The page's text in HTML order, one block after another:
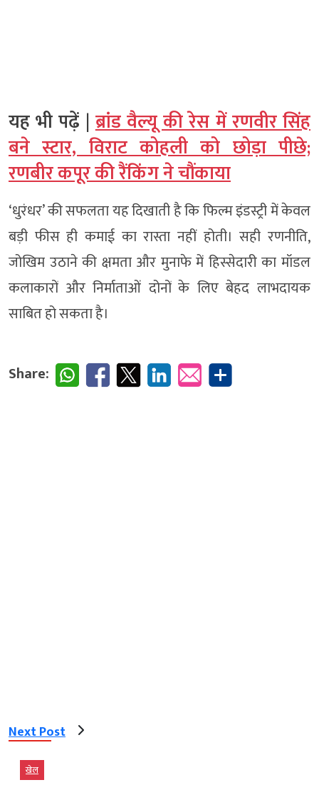
यह भी पढ़ें |ब्रांड वैल्यू की रेस में रणवीर सिंह
बने स्टार, विराट कोहली को छोड़ा पीछे;
रणबीर कपूर की रैंकिंग ने चौंकाया
‘धुरंधर’ की सफलता यह दिखाती है कि फिल्म इंडस्ट्री में केवल
बड़ी फीस ही कमाई का रास्ता नहीं होती। सही रणनीति,
जोखिम उठाने की क्षमता और मुनाफे में हिस्सेदारी का मॉडल
कलाकारों और निर्माताओं दोनों के लिए बेहद लाभदायक
साबित हो सकता है।
Share:
Next Post
खेल